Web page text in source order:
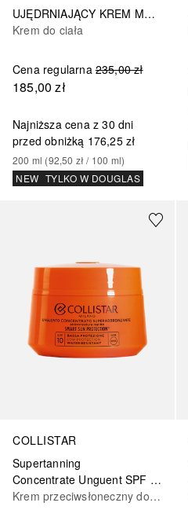
UJĘDRNIAJĄCY KREM MODELUJĄCY BRZUCH I BIODRA
Krem do ciała
Cena regularna 235,00 zł
185,00 zł
Najniższa cena z 30 dni
przed obniżką 176,25 zł
200 ml (92,50 zł / 100 ml)
NEW TYLKO W DOUGLAS
COLLISTAR
Supertanning
Concentrate Unguent SPF 10
Krem przeciwsłoneczny do ciała